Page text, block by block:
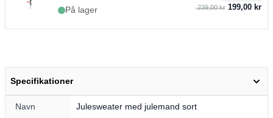
På lager
239,00 kr199,00 kr
Specifikationer
Navn Julesweater med julemand sort